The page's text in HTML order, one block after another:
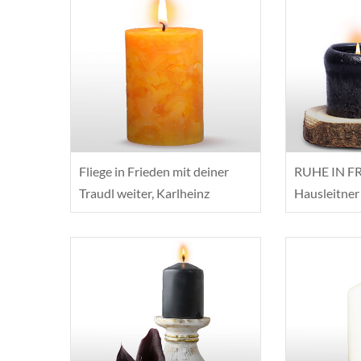
Fliege in Frieden mit deiner
Traudl weiter, Karlheinz
RUHE IN
Hausleitner